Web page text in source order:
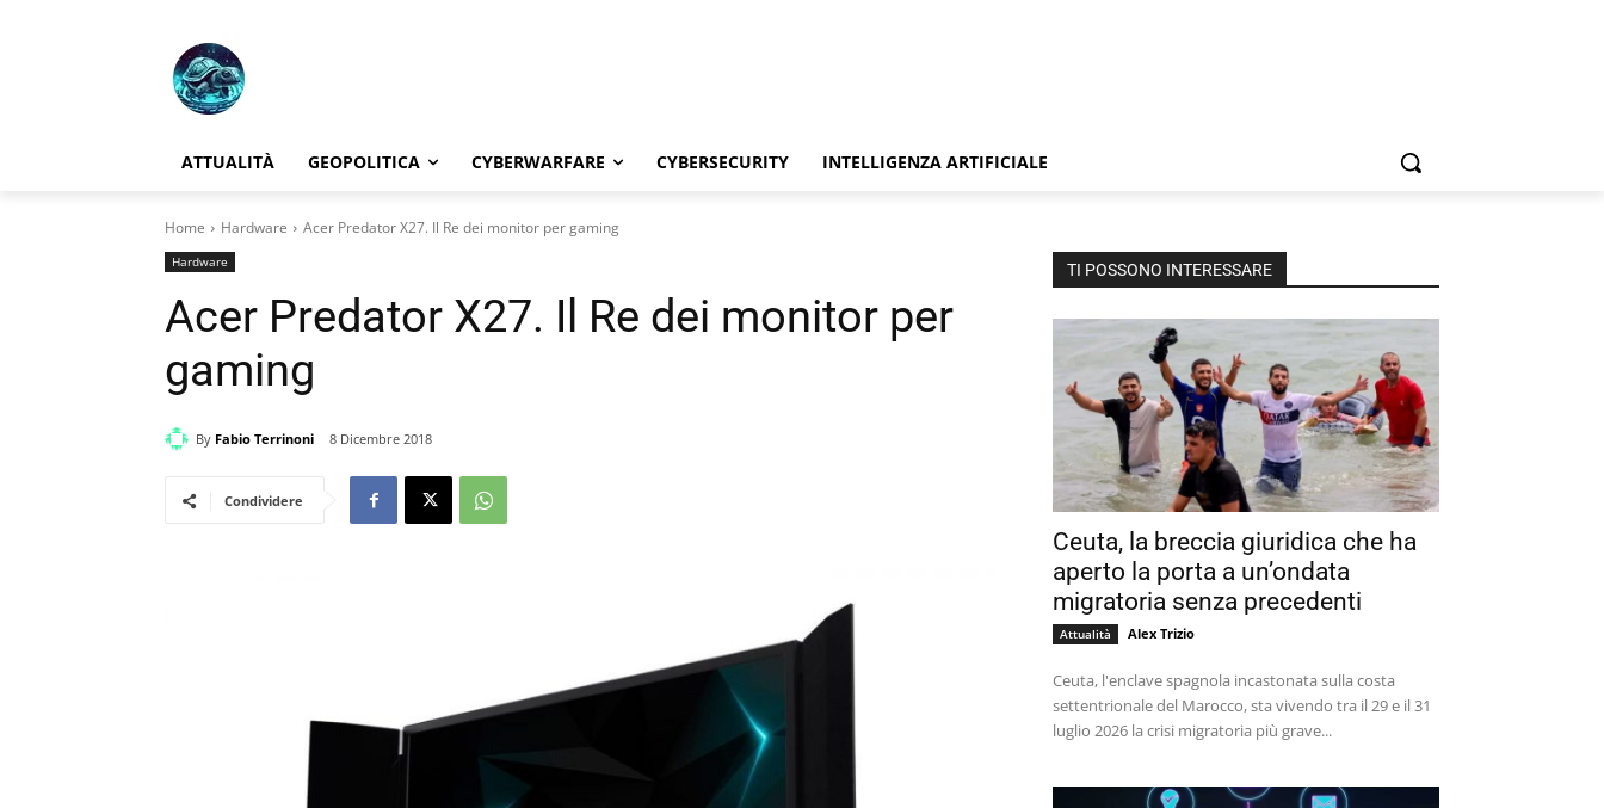
ATTUALITÀ GEOPOLITICA CYBERWARFARE CYBERSECURITY INTELLIGENZA ARTIFICIALE
Home Hardware Acer Predator X27. Il Re dei monitor per gaming
Hardware
Acer Predator X27. Il Re dei monitor per
gaming
By Fabio Terrinoni 8 Dicembre 2018
Condividere
TI POSSONO INTERESSARE
Ceuta, la breccia giuridica che ha
aperto la porta a un’ondata
migratoria senza precedenti
Attualità Alex Trizio
Ceuta, l'enclave spagnola incastonata sulla costa
settentrionale del Marocco, sta vivendo tra il 29 e il 31
luglio 2026 la crisi migratoria più grave...